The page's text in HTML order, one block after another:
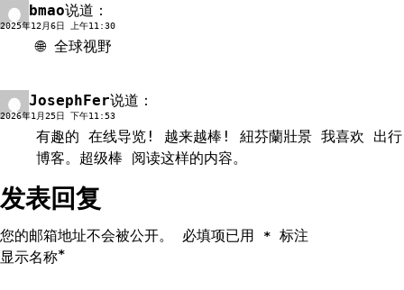
bmao说道：
2025年12月6日 上午11:30
🌐 全球视野
JosephFer说道：
2026年1月25日 下午11:53
有趣的 在线导览! 越来越棒! 紐芬蘭壯景 我喜欢 出行
博客。超级棒 阅读这样的内容。
发表回复
您的邮箱地址不会被公开。 必填项已用 * 标注
显示名称*